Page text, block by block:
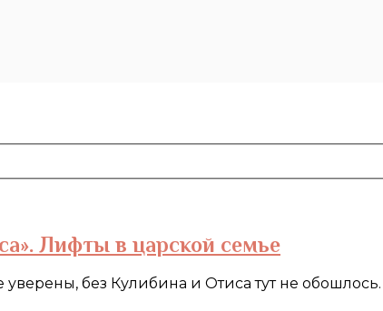
Лифты в царской семье
без Кулибина и Отиса тут не